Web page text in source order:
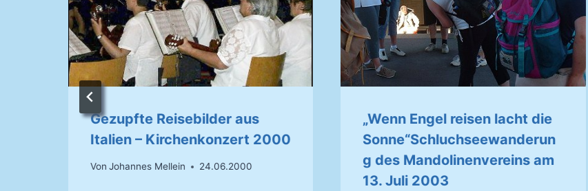
Gezupfte Reisebilder aus
Italien – Kirchenkonzert 2000
Von Johannes Mellein 24.06.2000
„Wenn Engel reisen lacht die
Sonne“Schluchseewanderun
g des Mandolinenvereins am
13. Juli 2003